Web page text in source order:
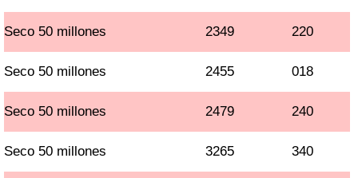
Seco 50 millones 2349 220
Seco 50 millones 2455 018
Seco 50 millones 2479 240
Seco 50 millones 3265 340